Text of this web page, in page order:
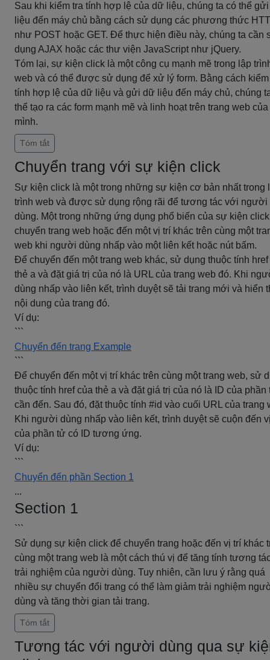
Sau khi kiểm tra tính hợp lệ của dữ liệu, chúng ta có thể
liệu đến máy chủ bằng cách sử dụng các phương thức
như POST hoặc GET. Để thực hiện điều này, chúng ta cần
dụng AJAX hoặc các thư viện JavaScript như jQuery.
Tóm lại, sự kiện click là một công cụ mạnh mẽ trong lập
web và có thể được sử dụng để xử lý form. Bằng cách kiểm
tính hợp lệ của dữ liệu và gửi dữ liệu đến máy chủ, chúng
thể tạo ra các form mạnh mẽ và linh hoạt trên trang web của
mình.
Tóm tắt
Chuyển trang với sự kiện click
Sự kiện click là một trong những sự kiện cơ bản nhất trong
trình web và được sử dụng rộng rãi để tương tác với người
dùng. Một trong những ứng dụng phổ biến của sự kiện
chuyển trang web hoặc đến một vị trí khác trên cùng một
web khi người dùng nhấp vào một liên kết hoặc nút bấm.
Để chuyển đến một trang web khác, sử dụng thuộc tính href
thẻ a và đặt giá trị của nó là URL của trang web đó. Khi
dùng nhấp vào liên kết, trình duyệt sẽ tải trang mới và hiển
nội dung của trang đó.
Ví dụ:
```
Chuyển đến trang Example
```
Để chuyển đến một vị trí khác trên cùng một trang web, sử
thuộc tính href của thẻ a và đặt giá trị của nó là ID của phần
cần đến. Sau đó, đặt thuộc tính #id vào cuối URL của trang
Khi người dùng nhấp vào liên kết, trình duyệt sẽ cuộn đến
của phần tử có ID tương ứng.
Ví dụ:
```
Chuyển đến phần Section 1
...
Section 1
```
Sử dụng sự kiện click để chuyển trang hoặc đến vị trí khác
cùng một trang web là một cách thú vị để tăng tính tương
trải nghiệm của người dùng. Tuy nhiên, cần lưu ý rằng quá
nhiều sự chuyển đổi trang có thể làm giảm trải nghiệm
dùng và tăng thời gian tải trang.
Tóm tắt
Tương tác với người dùng qua sự